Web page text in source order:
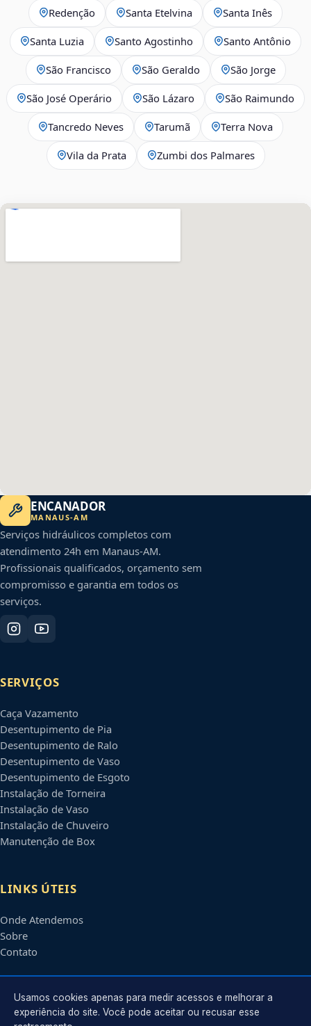
Redenção Santa Etelvina Santa Inês
Santa Luzia Santo Agostinho Santo Antônio
São Francisco São Geraldo São Jorge
São José Operário São Lázaro São Raimundo
Tancredo Neves Tarumã Terra Nova
Vila da Prata Zumbi dos Palmares
ENCANADOR
MANAUS-AM
Serviços hidráulicos completos com
atendimento 24h em Manaus-AM.
Profissionais qualificados, orçamento sem
compromisso e garantia em todos os
serviços.
SERVIÇOS
Caça Vazamento
Desentupimento de Pia
Desentupimento de Ralo
Desentupimento de Vaso
Desentupimento de Esgoto
Instalação de Torneira
Instalação de Vaso
Instalação de Chuveiro
Manutenção de Box
LINKS ÚTEIS
Onde Atendemos
Sobre
Contato
CONTATO
Usamos cookies apenas para medir acessos e melhorar a
experiência do site. Você pode aceitar ou recusar esse